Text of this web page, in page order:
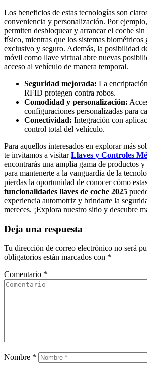
Los beneficios de estas tecnologías son
conveniencia y personalización. Por
permiten desbloquear y arrancar el coche
físico, mientras que los sistemas biométricos
exclusivo y seguro. Además, la posibilidad
móvil como llave virtual abre nuevas
acceso al vehículo de manera temporal.
Seguridad mejorada: La
RFID protegen contra robos.
Comodidad y personalización:
configuraciones personalizadas para
Conectividad: Integración con
control total del vehículo.
Para aquellos interesados en explorar más
te invitamos a visitarLlaves y Controles
encontrarás una amplia gama de productos y
para mantenerte a la vanguardia de la
pierdas la oportunidad de conocer cómo
funcionalidades llaves de coche 2025
experiencia automotriz y brindarte la
mereces. ¡Explora nuestro sitio y descubre
Deja una respuesta
Tu dirección de correo electrónico no será
obligatorios están marcados con *
Comentario *
Nombre *